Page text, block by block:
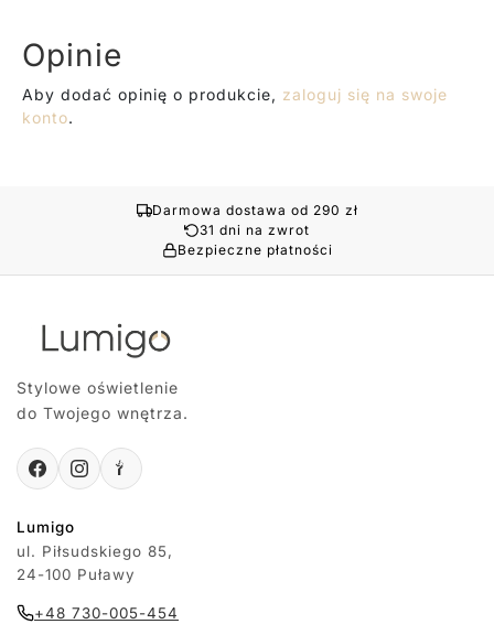
Opinie
Aby dodać opinię o produkcie, zaloguj się na swoje
konto.
Darmowa dostawa od 290 zł
31 dni na zwrot
Bezpieczne płatności
Stylowe oświetlenie
do Twojego wnętrza.
Lumigo
ul. Piłsudskiego 85,
24-100 Puławy
+48 730-005-454